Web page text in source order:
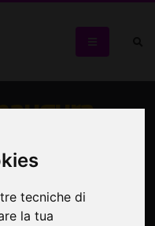
tecniche di
la tua